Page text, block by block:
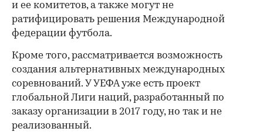
и ее комитетов, а также могут не
ратифицировать решения Международной
федерации футбола.
Кроме того, рассматривается возможность
создания альтернативных международных
соревнований. У УЕФА уже есть проект
глобальной Лиги наций, разработанный по
заказу организации в 2017 году, но так и не
реализованный.